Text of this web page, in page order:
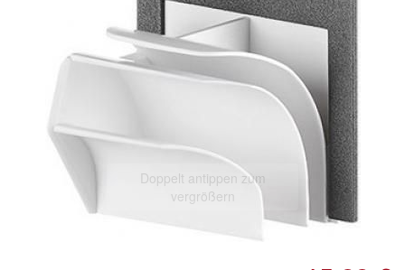
Doppelt antippen zum
vergrößern